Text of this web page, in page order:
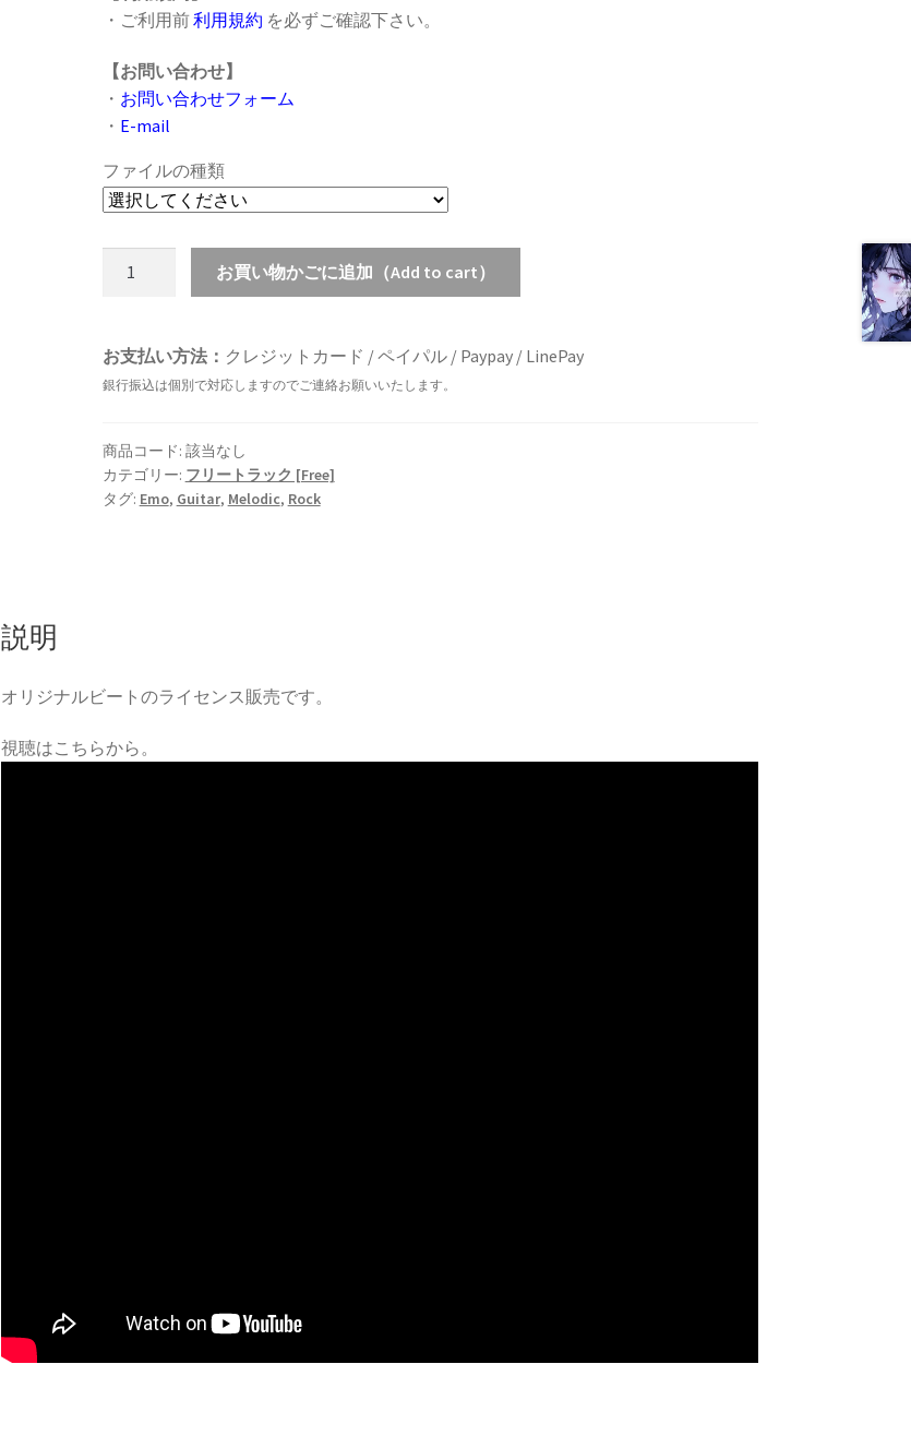
・ご利用前利用規約 を必ずご確認下さい。
【お問い合わせ】
・ お問い合わせフォーム
・ E-mail
ファイルの種類
ト
ラ
ク]
342
-
Emo
Rap
お買い物かごに追加（Add to cart）
お支払い方法： クレジットカード / ペイパル / Paypay / LinePay
銀行振込は個別で対応しますのでご連絡お願いいたします。
商品コード: 該当なし
カテゴリー: フリートラック [Free]
タグ: Emo, Guitar, Melodic, Rock
説明
オリジナルビートのライセンス販売です。
視聴はこちらから。